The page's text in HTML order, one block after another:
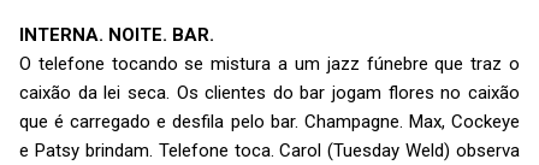
INTERNA. NOITE. BAR.
O telefone tocando se mistura a um jazz fúnebre que traz o
caixão da lei seca. Os clientes do bar jogam flores no caixão
que é carregado e desfila pelo bar. Champagne. Max, Cockeye
e Patsy brindam. Telefone toca. Carol (Tuesday Weld) observa